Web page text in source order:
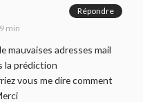
min
mauvaises adresses mail
la prédiction
vous me dire comment
Répondre